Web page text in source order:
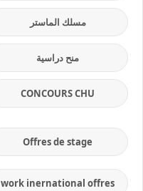
مسلك الماستر
منح دراسية
CONCOURS CHU
Offres de stage
work inernational offres